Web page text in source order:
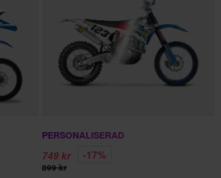
PERSONALISERAD
749 kr -17%
899 kr